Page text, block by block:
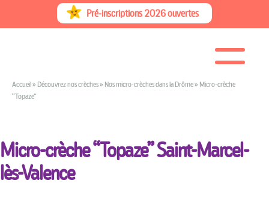
to
Pré-inscriptions 2026 ouvertes
Accueil» Découvrez nos crèches» Nos micro-crèches dans la Drôme» Micro-crèche
“Topaze”
Micro-crèche “Topaze”Saint-Marcel-
lès-Valence